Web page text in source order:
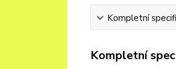
Kompletní
Kompletní